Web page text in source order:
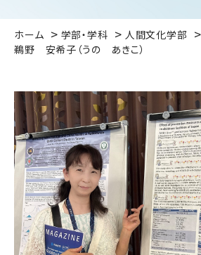
ホーム 学部・学科
人間文化学部
鵜野 安希子（うの あきこ）